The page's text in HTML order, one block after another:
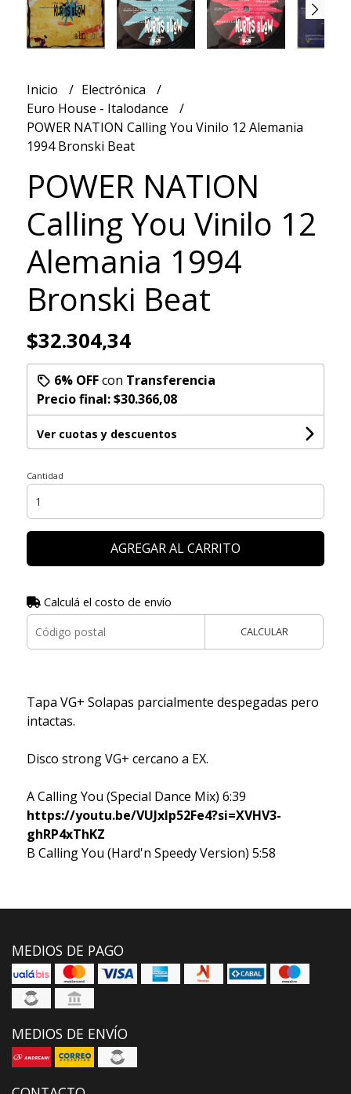
Inicio
Electrónica
Euro House - Italodance
POWER NATION Calling You Vinilo 12 Alemania
1994 Bronski Beat
POWER NATION
Calling You Vinilo 12
Alemania 1994
Bronski Beat
$32.304,34
6% OFFcon Transferencia
Precio final:$30.366,08
Ver cuotas y descuentos
Cantidad
AGREGAR AL CARRITO
Calculá el costo de envío
CALCULAR
Tapa VG+ Solapas parcialmente despegadas pero
intactas.
Disco strong VG+ cercano a EX.
A Calling You (Special Dance Mix) 6:39
https://youtu.be/VUJxIp52Fe4?si=XVHV3-
ghRP4xThKZ
B Calling You (Hard'n Speedy Version) 5:58
MEDIOS DE PAGO
MEDIOS DE ENVÍO